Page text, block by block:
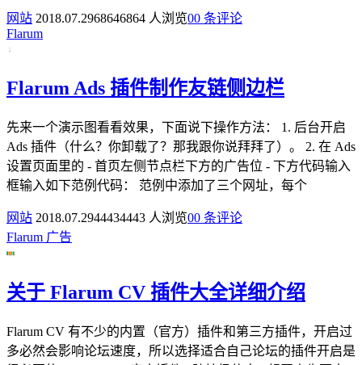
网站 2018.07.2968646864 人浏览00 条评论
Flarum
Flarum Ads 插件制作友链侧边栏
先来一个演示图看看效果，下面说下操作方法： 1. 后台开启
Ads 插件（什么？你卸载了？那我跟你说拜拜了）。 2. 在 Ads
设置页面里的 - 首页左侧节点栏下方的广告位 - 下方代码输入
框输入如下范例代码： 范例中添加了三个网址，每个
网站 2018.07.2944434443 人浏览00 条评论
Flarum 广告
关于 Flarum CV 插件大全详细介绍
Flarum CV 有不少的内置（官方）插件和第三方插件，开启过
多必然会影响论坛速度，所以选择适合自己论坛的插件开启是